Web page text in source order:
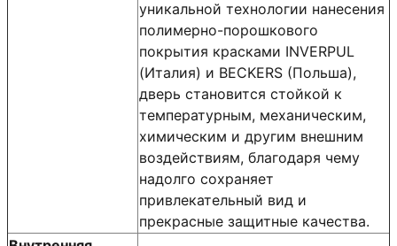
уникальной технологии нанесения
полимерно-порошкового
покрытия красками INVERPUL
(Италия) и BECKERS (Польша),
дверь становится стойкой к
температурным, механическим,
химическим и другим внешним
воздействиям, благодаря чему
надолго сохраняет
привлекательный вид и
прекрасные защитные качества.